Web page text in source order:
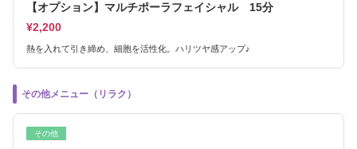
【オプション】マルチポーラフェイシャル 15分
¥2,200
熱を入れて引き締め、細胞を活性化。ハリツヤ感アップ♪
その他メニュー（リラク）
その他